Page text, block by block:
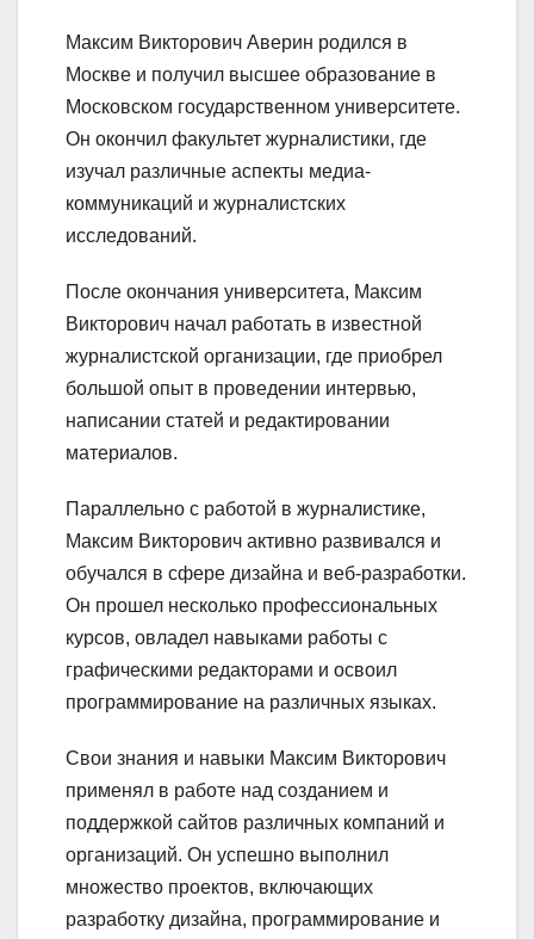
Максим Викторович Аверин родился в
Москве и получил высшее образование в
Московском государственном университете.
Он окончил факультет журналистики, где
изучал различные аспекты медиа-
коммуникаций и журналистских
исследований.
После окончания университета, Максим
Викторович начал работать в известной
журналистской организации, где приобрел
большой опыт в проведении интервью,
написании статей и редактировании
материалов.
Параллельно с работой в журналистике,
Максим Викторович активно развивался и
обучался в сфере дизайна и веб-разработки.
Он прошел несколько профессиональных
курсов, овладел навыками работы с
графическими редакторами и освоил
программирование на различных языках.
Свои знания и навыки Максим Викторович
применял в работе над созданием и
поддержкой сайтов различных компаний и
организаций. Он успешно выполнил
множество проектов, включающих
разработку дизайна, программирование и